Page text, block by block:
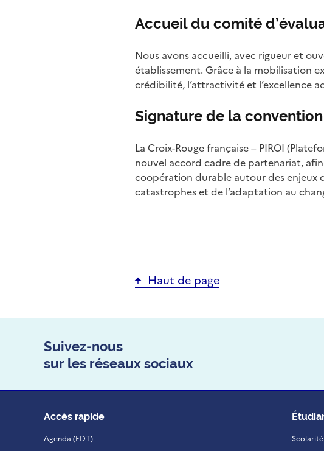
Accueil du comité
Nous avons accueilli, avec rigueur et
établissement. Grâce à la mobilisation
crédibilité, l’attractivité et l’excellence
Signature de la convention
La Croix-Rouge française – PIROI
nouvel accord cadre de partenariat,
coopération durable autour des enjeux
catastrophes et de l’adaptation au
Haut de page
Suivez-nous
sur les réseaux sociaux
Accès rapide
Agenda (EDT) Scolarité